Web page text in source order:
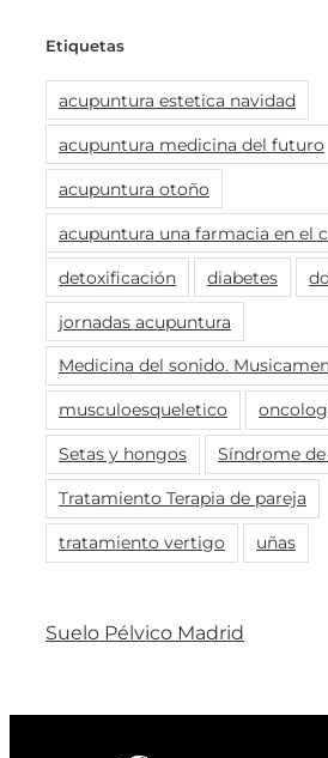
Etiquetas
acupuntura estetica navidad
acupuntura medicina del futuro
acupuntura otoño
acupuntura una farmacia en el
detoxificación diabetes
jornadas acupuntura
Medicina del sonido.
musculoesqueletico
Setas y hongos Síndrome
Tratamiento Terapia de pareja
tratamiento vertigo uñas
Suelo Pélvico Madrid